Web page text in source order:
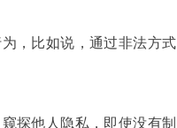
，比如说，通过非法方式
探他人隐私，即使没有制